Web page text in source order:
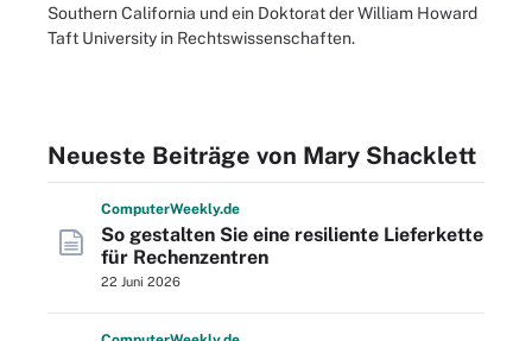
Southern California und ein Doktorat der William Howard
Taft University in Rechtswissenschaften.
Neueste Beiträge von Mary Shacklett
ComputerWeekly.de
So gestalten Sie eine resiliente Lieferkette
für Rechenzentren
22 Juni 2026